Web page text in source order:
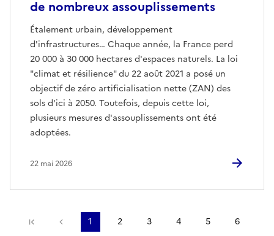
de nombreux assouplissements
Étalement urbain, développement
d'infrastructures… Chaque année, la France perd
20 000 à 30 000 hectares d'espaces naturels. La loi
"climat et résilience" du 22 août 2021 a posé un
objectif de zéro artificialisation nette (ZAN) des
sols d'ici à 2050. Toutefois, depuis cette loi,
plusieurs mesures d'assouplissements ont été
adoptées.
22 mai 2026
Première pagePrécédent
Page
1 Page
2 Page
3 Page
4 Page
5 Page
6